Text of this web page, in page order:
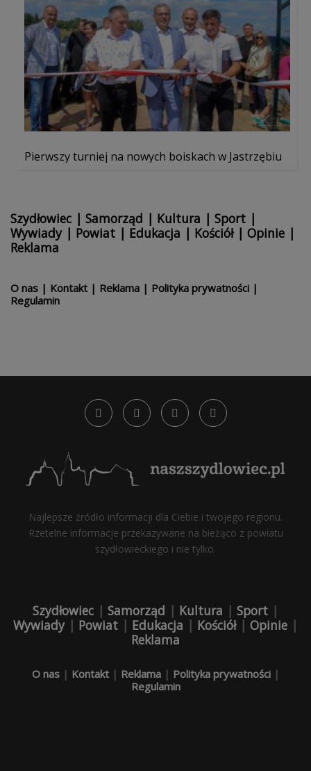
Pierwszy turniej na nowych boiskach w Jastrzębiu
Szydłowiec | Samorząd | Kultura | Sport |
Wywiady| Powiat | Edukacja | Kościół| Opinie |
Reklama
O nas | Kontakt | Reklama | Polityka prywatności |
Regulamin
Najlepsze źródło informacji dla Ciebie i twojego regionu.
Rzetelne informacje przekazywane na bieżąco z powiatu
szydłowieckiego i nie tylko.
Szydłowiec | Samorząd | Kultura | Sport |
Wywiady| Powiat | Edukacja | Kościół| Opinie |
Reklama
O nas| Kontakt| Reklama| Polityka prywatności|
Regulamin